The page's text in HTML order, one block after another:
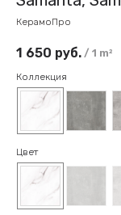
КерамоПро
1 650 руб. / 1 m²
Коллекция
Цвет